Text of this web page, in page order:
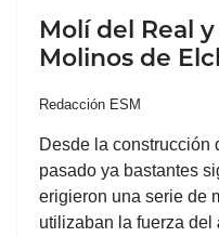
Molí del Real
Molinos de
Redacción ESM
Desde la construcción
pasado ya bastantes
erigieron una serie de
utilizaban la fuerza del